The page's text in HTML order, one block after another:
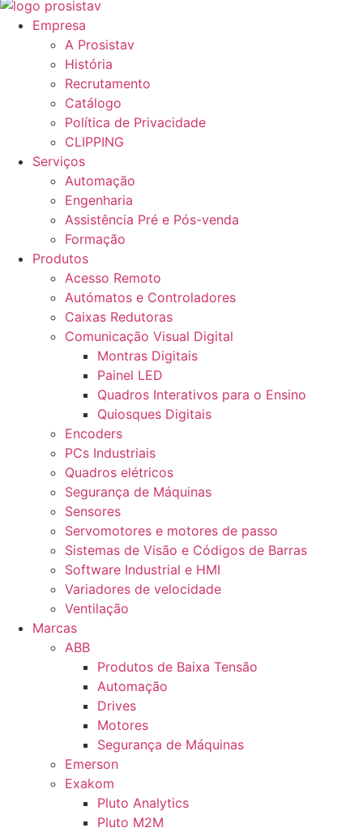
Empresa
A Prosistav
História
Recrutamento
Catálogo
Política de Privacidade
CLIPPING
Serviços
Automação
Engenharia
Assistência Pré e Pós-venda
Formação
Produtos
Acesso Remoto
Autómatos e Controladores
Caixas Redutoras
Comunicação Visual Digital
Montras Digitais
Painel LED
Quadros Interativos para o Ensino
Quiosques Digitais
Encoders
PCs Industriais
Quadros elétricos
Segurança de Máquinas
Sensores
Servomotores e motores de passo
Sistemas de Visão e Códigos de Barras
Software Industrial e HMI
Variadores de velocidade
Ventilação
Marcas
ABB
Produtos de Baixa Tensão
Automação
Drives
Motores
Segurança de Máquinas
Emerson
Exakom
Pluto Analytics
Pluto M2M